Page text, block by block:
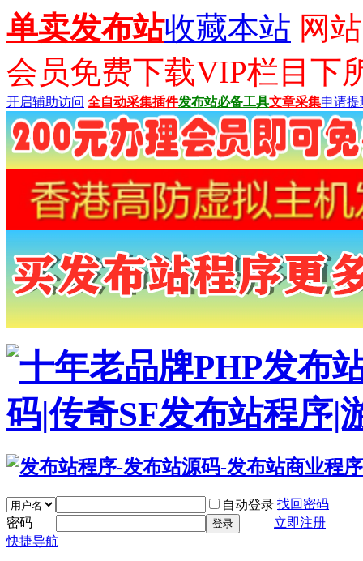
单卖发布站收藏本站 网
会员免费下载VIP栏目下
开启辅助访问 全自动采集插件发布站必备工具文章采集申请提
自动登录 找回密码
密码
登录
立即注册
快捷导航